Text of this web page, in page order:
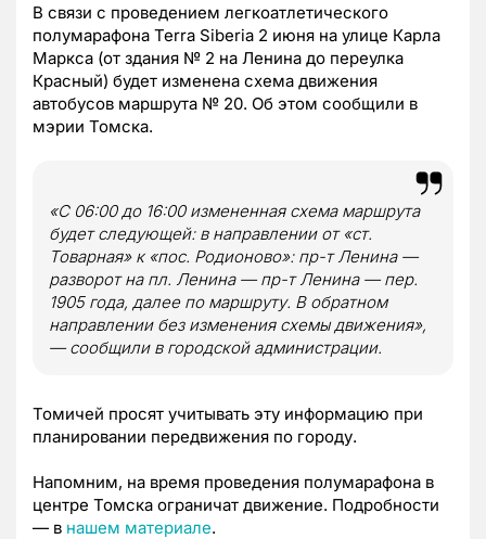
В связи с проведением легкоатлетического
полумарафона Terra Siberia 2 июня на улице Карла
Маркса (от здания № 2 на Ленина до переулка
Красный) будет изменена схема движения
автобусов маршрута № 20. Об этом сообщили в
мэрии Томска.
«С 06:00 до 16:00 измененная схема маршрута
будет следующей: в направлении от «ст.
Товарная» к «пос. Родионово»: пр-т Ленина —
разворот на пл. Ленина — пр-т Ленина — пер.
1905 года, далее по маршруту. В обратном
направлении без изменения схемы движения»,
— сообщили в городской администрации.
Томичей просят учитывать эту информацию при
планировании передвижения по городу.
Напомним, на время проведения полумарафона в
центре Томска ограничат движение. Подробности
— в нашем материале.